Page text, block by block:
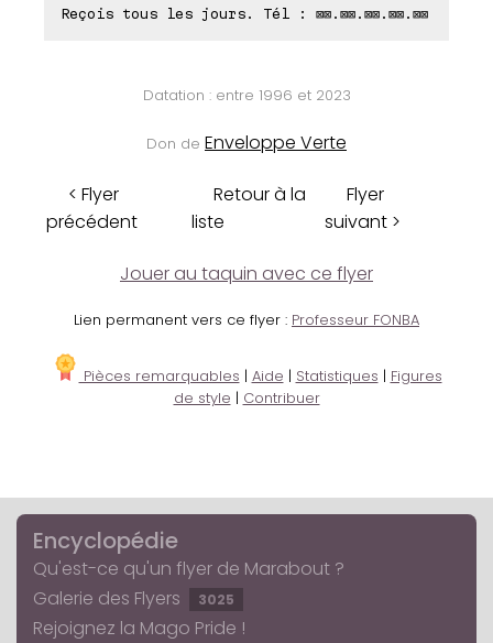
Reçois tous les jours. Tél : ⊠⊠.⊠⊠.⊠⊠.⊠⊠.⊠⊠
Datation : entre 1996 et 2023
Don de Enveloppe Verte
< Flyer
précédent
Retour à la
liste
Flyer
suivant >
Jouer au taquin avec ce flyer
Lien permanent vers ce flyer : Professeur FONBA
Pièces remarquables | Aide | Statistiques | Figures
de style | Contribuer
Encyclopédie
Qu'est-ce qu'un flyer de Marabout ?
Galerie des Flyers
3025
Rejoignez la Mago Pride !